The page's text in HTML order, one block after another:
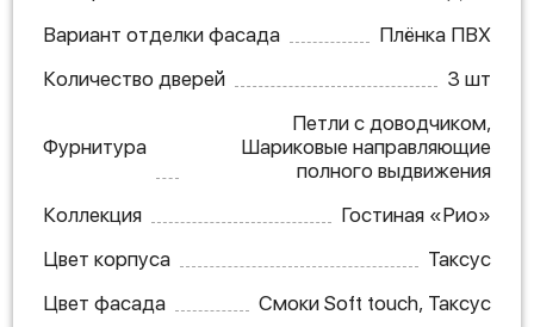
Вариант отделки фасада
Плёнка ПВХ
Количество дверей
3 шт
Фурнитура
Петли с доводчиком,
Шариковые направляющие
полного выдвижения
Коллекция
Гостиная «Рио»
Цвет корпуса
Таксус
Цвет фасада
Смоки Soft touch, Таксус